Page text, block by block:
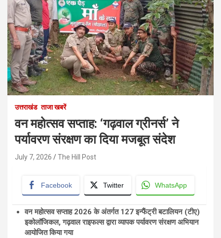
उत्तराखंड ताजा खबरें
वन महोत्सव सप्ताह: ‘गढ़वाल ग्रीनर्स’ ने
पर्यावरण संरक्षण का दिया मजबूत संदेश
July 7, 2026 The Hill Post
Facebook Twitter WhatsApp
वन महोत्सव सप्ताह 2026 के अंतर्गत 127 इन्फैंट्री बटालियन (टीए)
इकोलॉजिकल, गढ़वाल राइफल्स द्वारा व्यापक पर्यावरण संरक्षण अभियान
आयोजित किया गया